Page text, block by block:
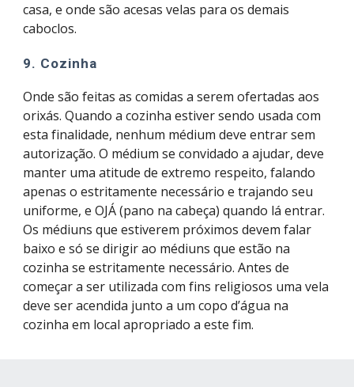
casa, e onde são acesas velas para os demais
caboclos.
9. Cozinha
Onde são feitas as comidas a serem ofertadas aos
orixás. Quando a cozinha estiver sendo usada com
esta finalidade, nenhum médium deve entrar sem
autorização. O médium se convidado a ajudar, deve
manter uma atitude de extremo respeito, falando
apenas o estritamente necessário e trajando seu
uniforme, e OJÁ (pano na cabeça) quando lá entrar.
Os médiuns que estiverem próximos devem falar
baixo e só se dirigir ao médiuns que estão na
cozinha se estritamente necessário. Antes de
começar a ser utilizada com fins religiosos uma vela
deve ser acendida junto a um copo d’água na
cozinha em local apropriado a este fim.